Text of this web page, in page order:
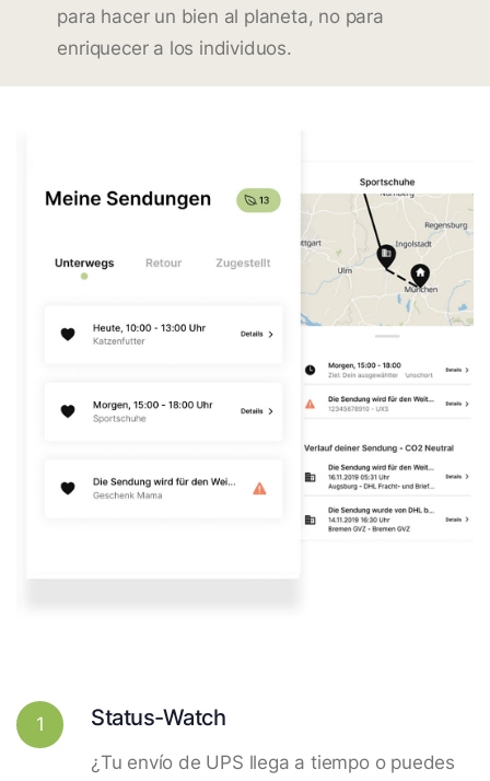
para hacer un bien al planeta, no para
enriquecer a los individuos.
1 Status-Watch
¿Tu envío de UPS llega a tiempo o puedes